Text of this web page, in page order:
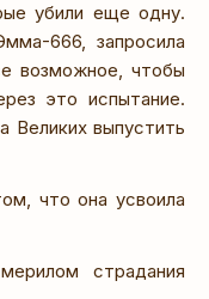
убили еще одну.
666, запросила
возможное, чтобы
это испытание.
Великих выпустить
что она усвоила
страдания